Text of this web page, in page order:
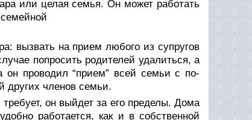
или целая семья. Он может работать
вызвать на прием любого из супругов
попросить родителей удалиться, а
он проводил “прием” всей семьи с по­
других членов семьи.
он выйдет за его пределы. Дома
работа­ется, как и в собственной